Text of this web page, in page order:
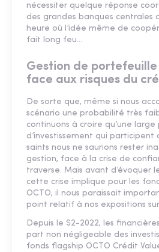
nécessiter quelque réponse
des grandes banques centrales
heure où l’idée même de
fait long feu…
Gestion de
face aux risques du
De sorte que, même si nous
scénario une probabilité très
continuons à croire qu’une
d’investissement qui participent
saints nous ne saurions rester
gestion, face à la crise de
traverse. Mais avant d’évoquer
cette crise implique pour les
OCTO, il nous paraissait
point relatif à nos expositions
Depuis le S2-2022, les
part non négligeable des
fonds flagship OCTO Crédit